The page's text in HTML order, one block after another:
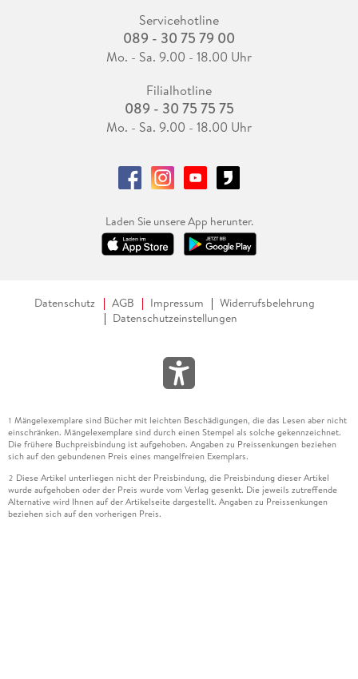
Servicehotline
089 - 30 75 79 00
Mo. - Sa. 9.00 - 18.00 Uhr
Filialhotline
089 - 30 75 75 75
Mo. - Sa. 9.00 - 18.00 Uhr
Laden Sie unsere App herunter.
Datenschutz AGB Impressum
Widerrufsbelehrung
Datenschutzeinstellungen
1 Mängelexemplare sind Bücher mit leichten Beschädigungen, die das Lesen aber nicht
einschränken. Mängelexemplare sind durch einen Stempel als solche gekennzeichnet.
Die frühere Buchpreisbindung ist aufgehoben. Angaben zu Preissenkungen beziehen
sich auf den gebundenen Preis eines mangelfreien Exemplars.
2 Diese Artikel unterliegen nicht der Preisbindung, die Preisbindung dieser Artikel
wurde aufgehoben oder der Preis wurde vom Verlag gesenkt. Die jeweils zutreffende
Alternative wird Ihnen auf der Artikelseite dargestellt. Angaben zu Preissenkungen
beziehen sich auf den vorherigen Preis.